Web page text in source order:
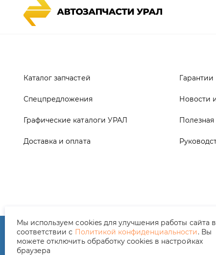
Каталог запчастей
Мы используем cookies для улучшения работы сайта в
соответствии с Политикой конфиденциальности. Вы
можете отключить обработку cookies в настройках
браузера